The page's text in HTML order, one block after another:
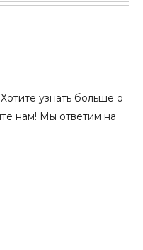
узнать больше о
нам! Мы ответим на